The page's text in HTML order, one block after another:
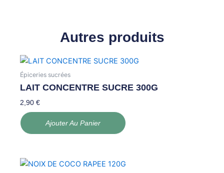
Autres produits
Épiceries sucrées
LAIT CONCENTRE SUCRE 300G
2,90€
Ajouter Au Panier